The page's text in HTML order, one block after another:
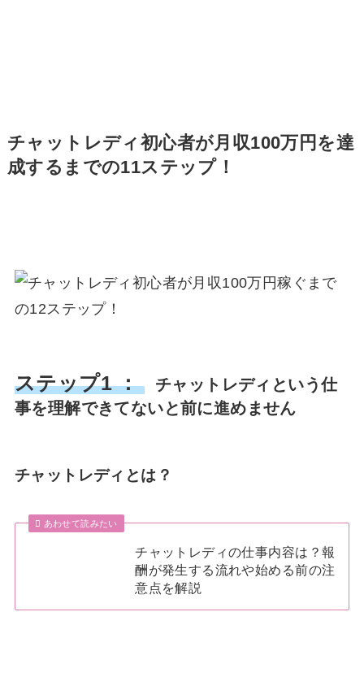
チャットレディ初心者が月収100万円を達
成するまでの11ステップ！
ステップ1 ：
チャットレディという仕
事を理解できてないと前に進めません
チャットレディとは？
あわせて読みたい
チャットレディの仕事内容は？報
酬が発生する流れや始める前の注
意点を解説